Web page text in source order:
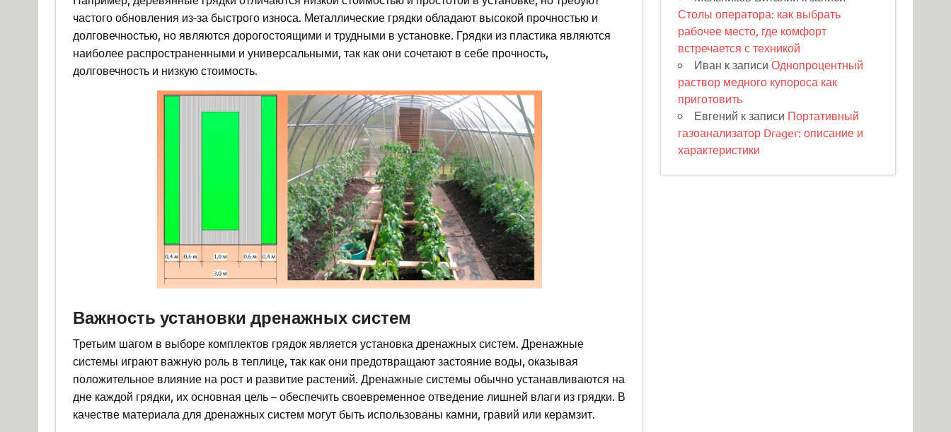
частого обновления из-за быстрого износа. Металлические грядки обладают высокой прочностью и
долговечностью, но являются дорогостоящими и трудными в установке. Грядки из пластика являются
наиболее распространенными и универсальными, так как они сочетают в себе прочность,
долговечность и низкую стоимость.
Важность установки дренажных систем
Третьим шагом в выборе комплектов грядок является установка дренажных систем. Дренажные
системы играют важную роль в теплице, так как они предотвращают застояние воды, оказывая
положительное влияние на рост и развитие растений. Дренажные системы обычно устанавливаются на
дне каждой грядки, их основная цель – обеспечить своевременное отведение лишней влаги из грядки. В
качестве материала для дренажных систем могут быть использованы камни, гравий или керамзит.
Столы оператора: как выбрать
рабочее место, где комфорт
встречается с техникой
Иван к записиОднопроцентный
раствор медного купороса как
приготовить
Евгений к записи Портативный
газоанализатор Drager: описание и
характеристики